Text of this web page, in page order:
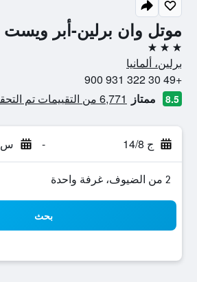
موتل وان برلين-أبر ويست
3 نجوم
برلين، ألمانيا
+49 30 322 931 900
8.5 ممتاز 6,771 من التقييمات تم التحقق منها
ج 14/8 - س 15/8
2 من الضيوف، غرفة واحدة
بحث